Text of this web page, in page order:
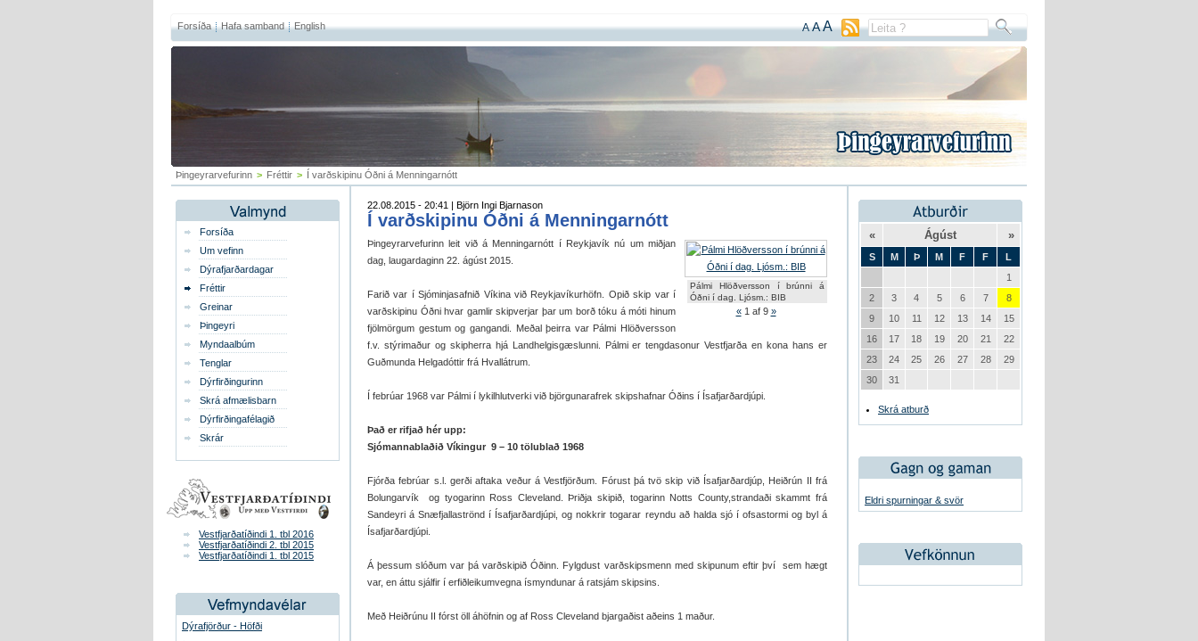
Forsíða Hafa samband English A AA
Þingeyrarvefurinn > Fréttir > Í varðskipinu Óðni á Menningarnótt
Forsíða
Um vefinn
Dýrafjarðardagar
Fréttir
Greinar
Þingeyri
Myndaalbúm
Tenglar
Dýrfirðingurinn
Skrá afmælisbarn
Dýrfirðingafélagið
Skrár
Vestfjarðatíðindi 1. tbl 2016
Vestfjarðatíðindi 2. tbl 2015
Vestfjarðatíðindi 1. tbl 2015
Dýrafjörður - Höfði
22.08.2015 - 20:41 | Björn Ingi Bjarnason
Í varðskipinu Óðni á Menningarnótt
Pálmi Hlöðversson í brúnni á
Óðni í dag. Ljósm.: BIB
« 1 af 9 »
Þingeyrarvefurinn leit við á Menningarnótt í Reykjavík nú um miðjan
dag, laugardaginn 22. ágúst 2015.
Farið var í Sjóminjasafnið Víkina við Reykjavíkurhöfn. Opið skip var í
varðskipinu Óðni hvar gamlir skipverjar þar um borð tóku á móti hinum
fjölmörgum gestum og gangandi. Meðal þeirra var Pálmi Hlöðversson
f.v. stýrimaður og skipherra hjá Landhelgisgæslunni. Pálmi er tengdasonur Vestfjarða en kona hans er
Guðmunda Helgadóttir frá Hvallátrum.
Í febrúar 1968 var Pálmi í lykilhlutverki við björgunarafrek skipshafnar Óðins í Ísafjarðardjúpi.
Það er rifjað hér upp:
Sjómannablaðið Víkingur 9 – 10 tölublað 1968
Fjórða febrúar s.l. gerði aftaka veður á Vestfjörðum. Fórust þá tvö skip við Ísafjarðardjúp, Heiðrún II frá
Bolungarvík og tyogarinn Ross Cleveland. Þriðja skipið, togarinn Notts County,strandaði skammt frá
Sandeyri á Snæfjallaströnd í Ísafjarðardjúpi, og nokkrir togarar reyndu að halda sjó í ofsastormi og byl á
Ísafjarðardjúpi.
Á þessum slóðum var þá varðskipið Óðinn. Fylgdust varðskipsmenn med skipunum eftir því sem hægt
var, en áttu sjálfir í erfiðleikumvegna ísmyndunar á ratsjám skipsins.
Með Heiðrúnu II fórst öll áhöfnin og af Ross Cleveland bjargaðist aðeins 1 maður.
« Ágúst »
S M Þ M F F
L
1
2
3 4 5 6 7
8
9
10 11 12 13 14
15
16
17 18 19 20 21
22
23
24 25 26 27 28
29
30
31
Skrá atburð
Eldri spurningar & svör